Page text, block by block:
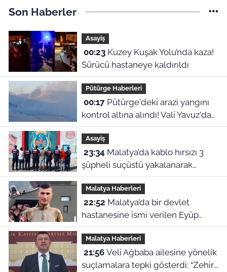
Son Haberler
Asayiş
00:23Kuzey Kuşak Yolu’nda kaza!
Sürücü hastaneye kaldırıldı
Pütürge Haberleri
00:17Pütürge'deki arazi yangını
kontrol altına alındı! Vali Yavuz'dan
çağrı
Asayiş
23:34
şüpheli suçüstü yakalanarak
tutuklandı
Malatya Haberleri
22:52
hastanesine ismi verilen Eyüp
Hacıoğlu kimdir? İşte duygu dolu
hikayesi
Malatya Haberleri
21:56Veli Ağbaba ailesine yönelik
suçlamalara tepki gösterdi: “Zehir